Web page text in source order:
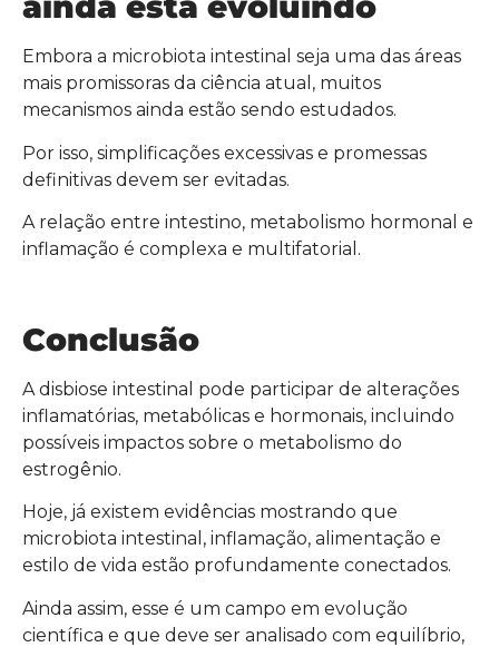
Embora a microbiota intestinal seja uma das áreas
mais promissoras da ciência atual, muitos
mecanismos ainda estão sendo estudados.
Por isso, simplificações excessivas e promessas
definitivas devem ser evitadas.
A relação entre intestino, metabolismo hormonal e
inflamação é complexa e multifatorial.
Conclusão
A disbiose intestinal pode participar de alterações
inflamatórias, metabólicas e hormonais, incluindo
possíveis impactos sobre o metabolismo do
estrogênio.
Hoje, já existem evidências mostrando que
microbiota intestinal, inflamação, alimentação e
estilo de vida estão profundamente conectados.
Ainda assim, esse é um campo em evolução
científica e que deve ser analisado com equilíbrio,